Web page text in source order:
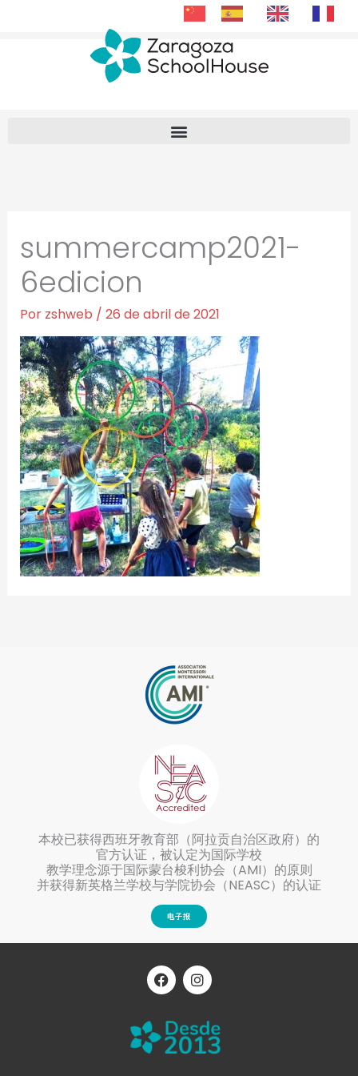
summercamp2021-
6edicion
Por zshweb / 26 de abril de 2021
本校已获得西班牙教育部（阿拉贡自治区政府）的
官方认证，被认定为国际学校
教学理念源于国际蒙台梭利协会（AMI）的原则
并获得新英格兰学校与学院协会（NEASC）的认证
电子报
F
a
c
b
o
o
I
n
s
a
g
r